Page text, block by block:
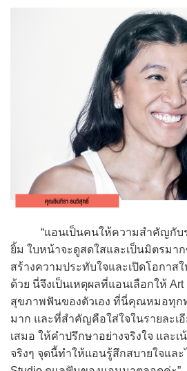
“แอนเป็นคนให้ความสำคัญกับรอ
ยิ้ม ใบหน้าจะดูสดใสและเป็นมิตรมา
สร้างความประทับใจและเปิดโอกาส
ด้วย นี่จึงเป็นเหตุผลที่แอนเลือกให้ Art
สุขภาพฟันของตัวเอง ที่นี่คุณหมอทุก
มาก และที่สำคัญคือใส่ใจในรายละเ
เสมอ ให้คำปรึกษาอย่างจริงใจ และเ
จริงๆ จุดนี้ทำให้แอนรู้สึกสบายใจและ